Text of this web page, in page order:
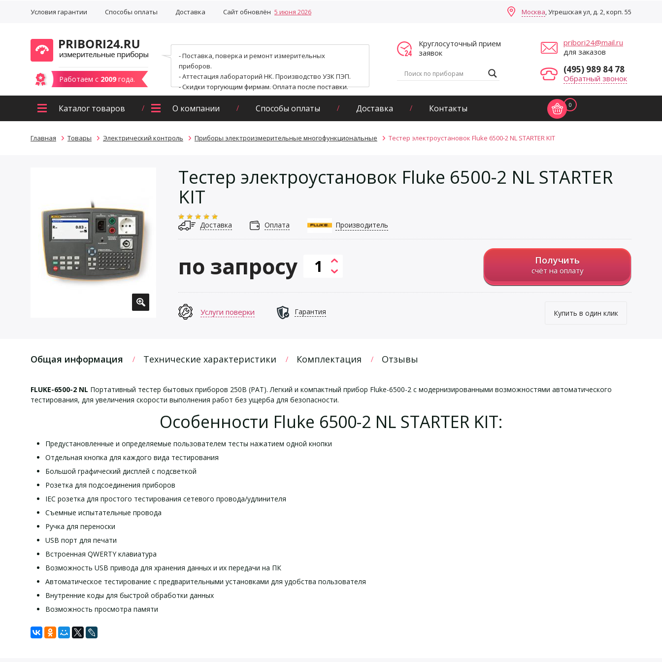
Условия гарантии Способы оплаты Доставка Сайт обновлён 5 июня 2026 Москва, Угрешская ул, д. 2, корп. 55
Работаем с 2009 года.
- Поставка, поверка и ремонт измерительных
приборов.
- Аттестация лабораторий НК. Производство УЗК ПЭП.
- Скидки торгующим фирмам. Оплата после поставки.
Круглосуточный прием
заявок
pribori24@mail.ru
для заказов
(495) 989 84 78
Обратный звонок
Каталог товаров О компании Способы оплаты Доставка Контакты 0
Главная Товары Электрический контроль Приборы электроизмерительные многофункциональные Тестер электроустановок Fluke 6500-2 NL STARTER KIT
Тестер электроустановок Fluke 6500-2 NL STARTER
KIT
Доставка Оплата Производитель
по запросу Получить
счёт на оплату
Купить в один клик
Услуги поверки Гарантия
Общая информация Технические характеристики Комплектация Отзывы
FLUKE-6500-2 NL Портативный тестер бытовых приборов 250В (PAT). Легкий и компактный прибор Fluke-6500-2 с модернизированными возможностями автоматического
тестирования, для увеличения скорости выполнения работ без ущерба для безопасности.
Особенности Fluke 6500-2 NL STARTER KIT:
Предустановленные и определяемые пользователем тесты нажатием одной кнопки
Отдельная кнопка для каждого вида тестирования
Большой графический дисплей с подсветкой
Розетка для подсоединения приборов
IEC розетка для простого тестирования сетевого провода/удлинителя
Съемные испытательные провода
Ручка для переноски
USB порт для печати
Встроенная QWERTY клавиатура
Возможность USB привода для хранения данных и их передачи на ПК
Автоматическое тестирование с предварительными установками для удобства пользователя
Внутренние коды для быстрой обработки данных
Возможность просмотра памяти